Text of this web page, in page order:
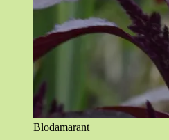
Blodamarant